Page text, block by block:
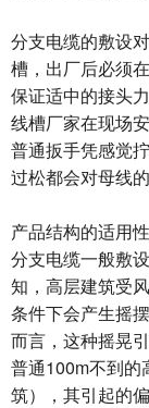
分支电缆的敷设
槽，出厂后必须
保证适中的接头
线槽厂家在现场
普通扳手凭感觉
过松都会对母线
产品结构的适用性
分支电缆一般敷
知，高层建筑受
条件下会产生摇
而言，这种摇晃
普通100m不到的
筑），其引起的